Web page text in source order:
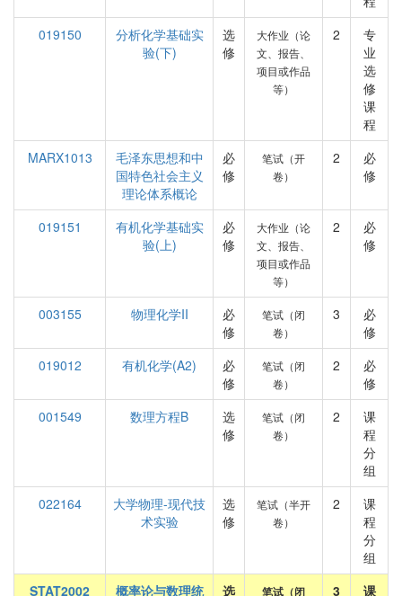
019150
分析化学基础实
验(下)
选
修
大作业（论
文、报告、
项目或作品
等）
2
专
业
选
修
课
程
MARX1013
毛泽东思想和中
国特色社会主义
理论体系概论
必
修
笔试（开
卷）
2
必
修
019151
有机化学基础实
验(上)
必
修
大作业（论
文、报告、
项目或作品
等）
2
必
修
003155 物理化学II
必
修
笔试（闭
卷）
3
必
修
019012
有机化学(A2)
必
修
笔试（闭
卷）
2
必
修
001549
数理方程B
选
修
笔试（闭
卷）
2
课
程
分
组
022164
大学物理-现代技
术实验
选
修
笔试（半开
卷）
2
课
程
分
组
STAT2002
概率论与数理统 选 笔试（闭 3 课